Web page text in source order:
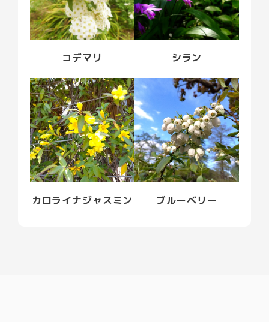
コデマリ シラン
カロライナジャスミン ブルーベリー